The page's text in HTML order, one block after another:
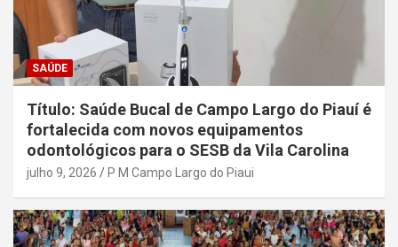
SAÚDE
Título: Saúde Bucal de Campo Largo do Piauí é
fortalecida com novos equipamentos
odontológicos para o SESB da Vila Carolina
julho 9, 2026 P M Campo Largo do Piaui